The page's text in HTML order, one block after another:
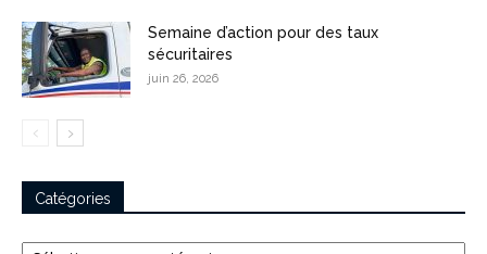
Semaine d’action pour des taux
sécuritaires
juin 26, 2026
Catégories
Catégories